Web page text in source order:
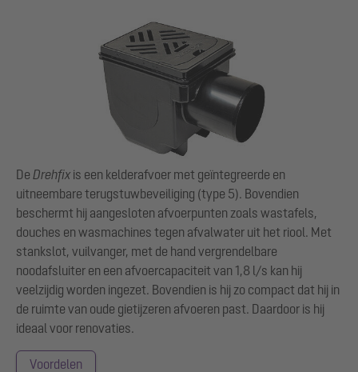
De Drehfix is een kelderafvoer met geïntegreerde en
uitneembare terugstuwbeveiliging (type 5). Bovendien
beschermt hij aangesloten afvoerpunten zoals wastafels,
douches en wasmachines tegen afvalwater uit het riool. Met
stankslot, vuilvanger, met de hand vergrendelbare
noodafsluiter en een afvoercapaciteit van 1,8 l/s kan hij
veelzijdig worden ingezet. Bovendien is hij zo compact dat hij in
de ruimte van oude gietijzeren afvoeren past. Daardoor is hij
ideaal voor renovaties.
Voordelen